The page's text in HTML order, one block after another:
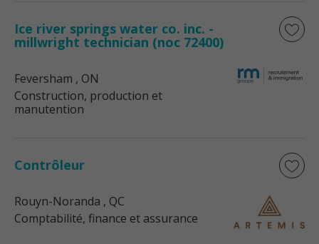
Ice river springs water co. inc. -
millwright technician (noc 72400)
Feversham , ON
Construction, production et
manutention
Contrôleur
Rouyn-Noranda , QC
Comptabilité, finance et assurance